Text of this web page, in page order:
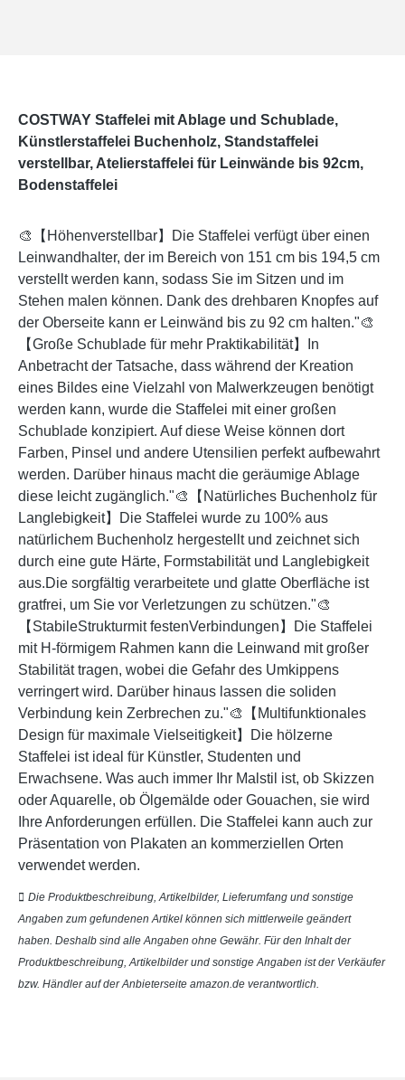
COSTWAY Staffelei mit Ablage und Schublade,
Künstlerstaffelei Buchenholz, Standstaffelei
verstellbar, Atelierstaffelei für Leinwände bis 92cm,
Bodenstaffelei
🎨【Höhenverstellbar】Die Staffelei verfügt über einen
Leinwandhalter, der im Bereich von 151 cm bis 194,5 cm
verstellt werden kann, sodass Sie im Sitzen und im
Stehen malen können. Dank des drehbaren Knopfes auf
der Oberseite kann er Leinwänd bis zu 92 cm halten."🎨
【Große Schublade für mehr Praktikabilität】In
Anbetracht der Tatsache, dass während der Kreation
eines Bildes eine Vielzahl von Malwerkzeugen benötigt
werden kann, wurde die Staffelei mit einer großen
Schublade konzipiert. Auf diese Weise können dort
Farben, Pinsel und andere Utensilien perfekt aufbewahrt
werden. Darüber hinaus macht die geräumige Ablage
diese leicht zugänglich."🎨【Natürliches Buchenholz für
Langlebigkeit】Die Staffelei wurde zu 100% aus
natürlichem Buchenholz hergestellt und zeichnet sich
durch eine gute Härte, Formstabilität und Langlebigkeit
aus.Die sorgfältig verarbeitete und glatte Oberfläche ist
gratfrei, um Sie vor Verletzungen zu schützen."🎨
【StabileStrukturmit festenVerbindungen】Die Staffelei
mit H-förmigem Rahmen kann die Leinwand mit großer
Stabilität tragen, wobei die Gefahr des Umkippens
verringert wird. Darüber hinaus lassen die soliden
Verbindung kein Zerbrechen zu."🎨【Multifunktionales
Design für maximale Vielseitigkeit】Die hölzerne
Staffelei ist ideal für Künstler, Studenten und
Erwachsene. Was auch immer Ihr Malstil ist, ob Skizzen
oder Aquarelle, ob Ölgemälde oder Gouachen, sie wird
Ihre Anforderungen erfüllen. Die Staffelei kann auch zur
Präsentation von Plakaten an kommerziellen Orten
verwendet werden.
Die Produktbeschreibung, Artikelbilder, Lieferumfang und sonstige
Angaben zum gefundenen Artikel können sich mittlerweile geändert
haben. Deshalb sind alle Angaben ohne Gewähr. Für den Inhalt der
Produktbeschreibung, Artikelbilder und sonstige Angaben ist der Verkäufer
bzw. Händler auf der Anbieterseite amazon.de verantwortlich.